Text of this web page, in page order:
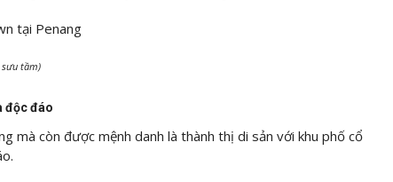
sưu tầm)
độc đáo
mà còn được mệnh danh là thành thị di sản với khu phố cổ